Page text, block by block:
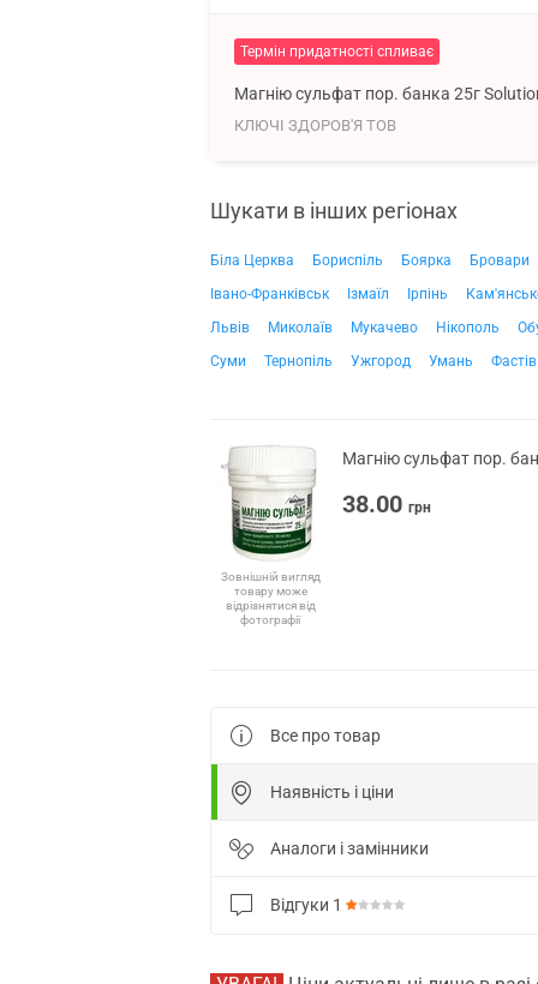
Термін придатності спливає
Магнію сульфат пор. банка 25г
КЛЮЧІ ЗДОРОВ'Я ТОВ
Шукати в інших регіонах
Біла Церква Бориспіль Боярка
Бровари
Івано-Франківськ
Ізмаїл Ірпінь
Львів
Миколаїв Мукачево Нікополь
Суми
Тернопіль Ужгород Умань Фастів
Зовнішній вигляд
товару може
відрізнятися від
фотографії
Магнію сульфат пор.
38.00 грн
Все про товар
Наявність і ціни
Аналоги і замінники
Відгуки 1